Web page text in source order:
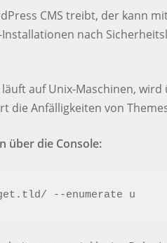
CMS treibt, der kann
nach
auf Unix-Maschinen,
die Anfälligkeiten von
über die Console:
--enumerate u